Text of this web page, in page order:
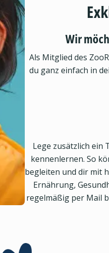
Wir
Als Mitglied des
du ganz einfach in
Lege zusätzlich ein
kennenlernen. So
begleiten und dir mit
Ernährung,
regelmäßig per Mail